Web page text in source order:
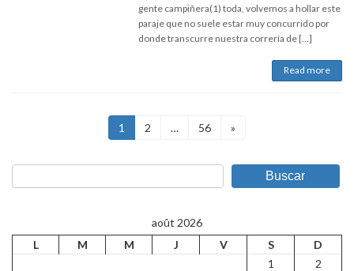
gente campiñera(1) toda, volvemos a hollar este
paraje que no suele estar muy concurrido por
donde transcurre nuestra correría de […]
Read more
publications
Page
1 Page
2 … Page
56 »
Buscar
août 2026
L
M M J V S
D
1
2